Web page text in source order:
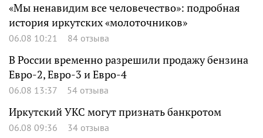
«Мы ненавидим все человечество»: подробная
история иркутских «молоточников»
06.08 10:21 84 отзыва
В России временно разрешили продажу бензина
Евро-2, Евро-3 и Евро-4
06.08 13:37 54 отзыва
Иркутский УКС могут признать банкротом
06.08 09:36 34 отзыва